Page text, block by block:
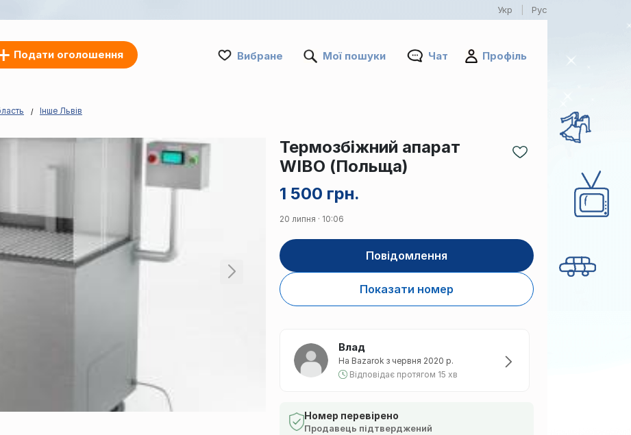
Укр Рус
Подати оголошення Вибране Мої пошуки Чат Профіль
Інше Львів
1 500 грн.
Термозбіжний апарат
WIBO (Польща)
20 липня · 10:06
Повідомлення
Показати номер
Влад
На Bazarok з червня 2020 р.
Відповідає протягом 15 хв
Номер перевірено
Продавець підтверджений